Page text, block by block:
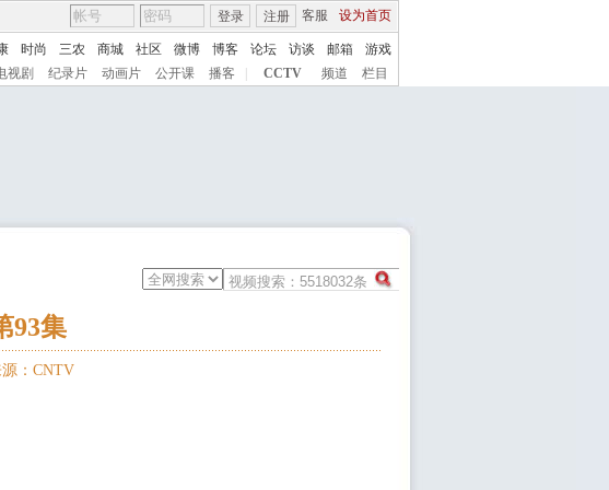
客服 设为首页
登录 注册
时尚 三农 商城 社区 微博 博客 论坛 访谈 邮箱
游戏
视剧 纪录片 动画片 公开课 播客 CCTV 频道 栏目
93集
：CNTV